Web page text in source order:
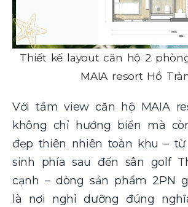
Thiết kế layout căn hộ 2
MAIA resort Hồ
Với tầm view căn hộ MAIA
không chỉ hướng biển mà
đẹp thiên nhiên toàn khu –
sinh phía sau đến sân golf
cạnh – dòng sản phẩm 2PN
là nơi nghỉ dưỡng đúng